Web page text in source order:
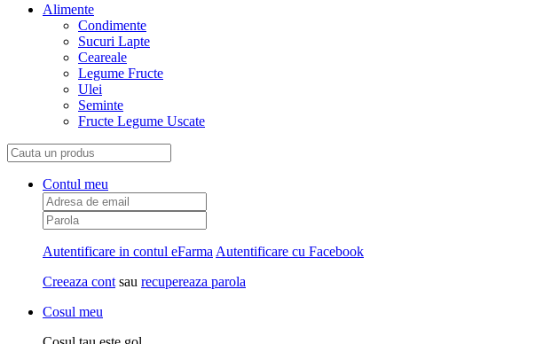
Alimente
Condimente
Sucuri Lapte
Ceareale
Legume Fructe
Ulei
Seminte
Fructe Legume Uscate
Contul meu
Autentificare in contul eFarma Autentificare cu Facebook
Creeaza cont sau recupereaza parola
Cosul meu